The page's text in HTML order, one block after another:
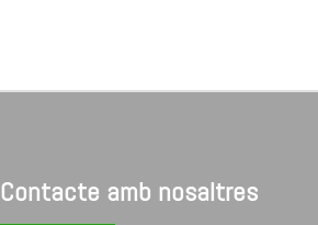
Contacte amb nosaltres